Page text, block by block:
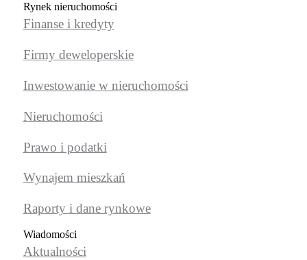
Rynek nieruchomości
Finanse i kredyty
Firmy deweloperskie
Inwestowanie w nieruchomości
Nieruchomości
Prawo i podatki
Wynajem mieszkań
Raporty i dane rynkowe
Wiadomości
Aktualności